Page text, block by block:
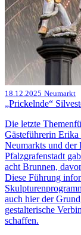
18.12.2025 Neumarkt
„Prickelnde“
Die letzte
Gästeführerin
Neumarkts und der
Pfalzgrafenstadt
acht Brunnen,
Diese Führung
auch hier der
gestalterische
schaffen.